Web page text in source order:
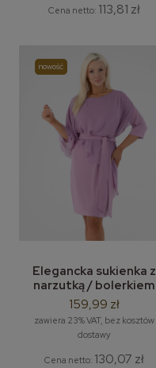
Cena netto: 113,81 zł
Elegancka sukienka z
narzutką / bolerkiem
LEMA Kalina - rozm. M-
3XL
159,99 zł
zawiera 23% VAT, bez kosztów
dostawy
Cena netto: 130,07 zł
nowość